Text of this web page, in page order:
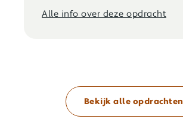
Alle info over deze opdracht
Bekijk alle opdrachten